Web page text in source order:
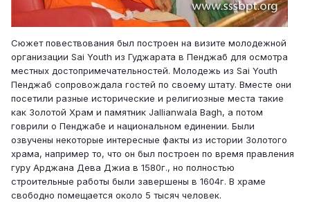
Сюжет повествования был построен на визите молодежной
организации Sai Youth из Гуджарата в Пенджаб для осмотра
местных достопримечательностей. Молодежь из Sai Youth
Пенджаб сопровождала гостей по своему штату. Вместе они
посетили разные исторические и религиозные места такие
как Золотой Храм и памятник Jallianwala Bagh, а потом
говрили о Пенджабе и национальном единении. Были
озвучены некоторые интересные факты из истории Золотого
храма, например то, что он был построен по время правления
гуру Арджана Дева Джиа в 1580г., но полностью
строительные работы были завершены в 1604г. В храме
свободно помещается около 5 тысяч человек.